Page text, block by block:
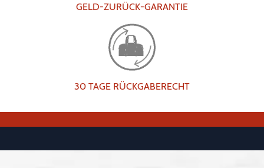
GELD-ZURÜCK-GARANTIE
30 TAGE RÜCKGABERECHT